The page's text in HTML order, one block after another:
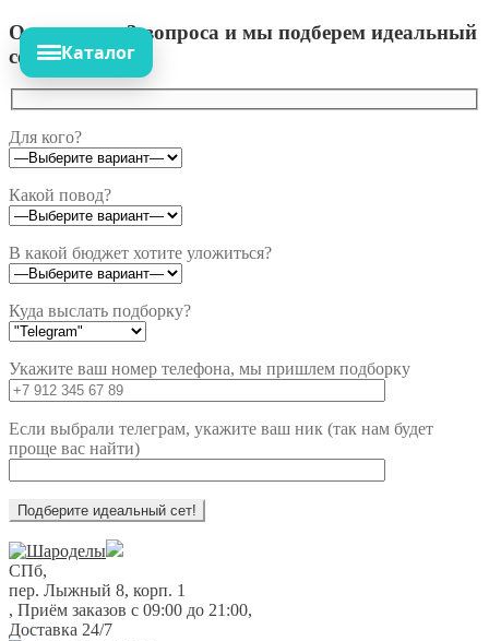
Ответьте на 3 вопроса и мы подберем идеальный
сет!
Для кого?
Какой повод?
В какой бюджет хотите уложиться?
Куда выслать подборку?
Укажите ваш номер телефона, мы пришлем подборку
Если выбрали телеграм, укажите ваш ник (так нам будет
проще вас найти)
Перейти
к
навигации
Перейти
к
содержимому
СПб,
пер. Лыжный 8, корп. 1
, Приём заказов с 09:00 до 21:00,
Доставка 24/7
Каталог